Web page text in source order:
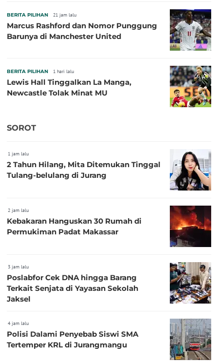
BERITA PILIHAN 21 jam lalu
Marcus Rashford dan Nomor Punggung
Barunya di Manchester United
BERITA PILIHAN 1 hari lalu
Lewis Hall Tinggalkan La Manga,
Newcastle Tolak Minat MU
SOROT
1 jam lalu
2 Tahun Hilang, Mita Ditemukan Tinggal
Tulang-belulang di Jurang
2 jam lalu
Kebakaran Hanguskan 30 Rumah di
Permukiman Padat Makassar
3 jam lalu
Poslabfor Cek DNA hingga Barang
Terkait Senjata di Yayasan Sekolah
Jaksel
4 jam lalu
Polisi Dalami Penyebab Siswi SMA
Tertemper KRL di Jurangmangu